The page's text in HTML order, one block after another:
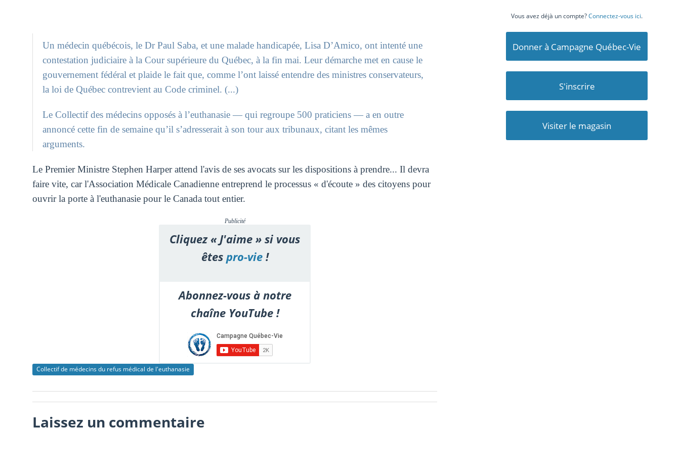
Un médecin québécois, le Dr Paul Saba, et une malade handicapée, Lisa D’Amico, ont intenté une
contestation judiciaire à la Cour supérieure du Québec, à la fin mai. Leur démarche met en cause le
gouvernement fédéral et plaide le fait que, comme l’ont laissé entendre des ministres conservateurs,
la loi de Québec contrevient au Code criminel. (...)
Le Collectif des médecins opposés à l’euthanasie — qui regroupe 500 praticiens — a en outre
annoncé cette fin de semaine qu’il s’adresserait à son tour aux tribunaux, citant les mêmes
arguments.
Le Premier Ministre Stephen Harper attend l'avis de ses avocats sur les dispositions à prendre... Il devra
faire vite, car l'Association Médicale Canadienne entreprend le processus « d'écoute » des citoyens pour
ouvrir la porte à l'euthanasie pour le Canada tout entier.
Publicité
Cliquez « J'aime » si vous
êtespro-vie!
Abonnez-vous à notre
chaîne YouTube !
Collectif de médecins du refus médical de l'euthanasie
Laissez un commentaire
Vous avez déjà un compte?Connectez-vous ici.
Donner à Campagne Québec-Vie
S'inscrire
Visiter le magasin